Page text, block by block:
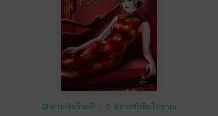
หาบเงินร้อยปี นิยายรักจีนโบราณ